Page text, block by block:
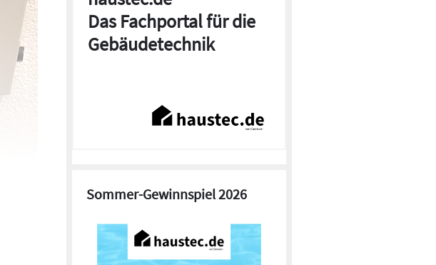
Das Fachportal für die
Gebäudetechnik
Sommer-Gewinnspiel 2026